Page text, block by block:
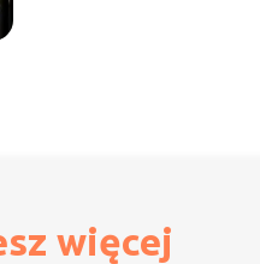
więcej